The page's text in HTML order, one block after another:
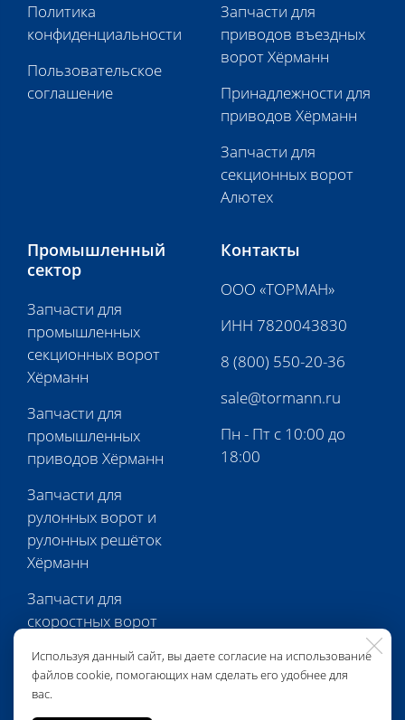
Используя данный сайт, вы даете согласие на использование
файлов cookie, помогающих нам сделать его удобнее для
вас.
Политика
конфиденциальности
Пользовательское
соглашение
Запчасти для
приводов въездных
ворот Хёрманн
Принадлежности для
приводов Хёрманн
Запчасти для
секционных ворот
Алютех
Промышленный
сектор
Запчасти для
промышленных
секционных ворот
Хёрманн
Запчасти для
промышленных
приводов Хёрманн
Запчасти для
рулонных ворот и
рулонных решёток
Хёрманн
Запчасти для
скоростных ворот
Запчасти для
перегрузочной
Контакты
ООО «ТОРМАН»
ИНН 7820043830
8 (800) 550-20-36
sale@tormann.ru
Пн - Пт с 10:00 до
18:00